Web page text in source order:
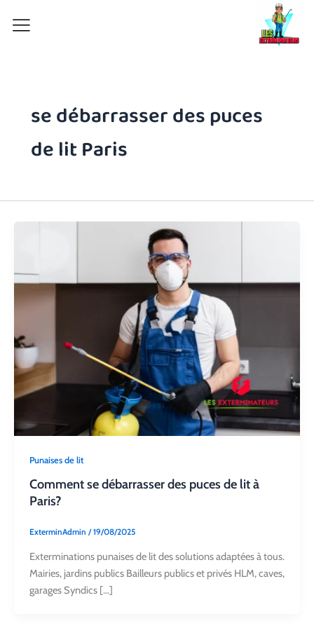
se débarrasser des puces
de lit Paris
Punaises de lit
Comment se débarrasser des puces de lit à
Paris?
ExterminAdmin /19/08/2025
Exterminations punaises de lit des solutions adaptées à tous.
Mairies, jardins publics Bailleurs publics et privés HLM, caves,
garages Syndics […]